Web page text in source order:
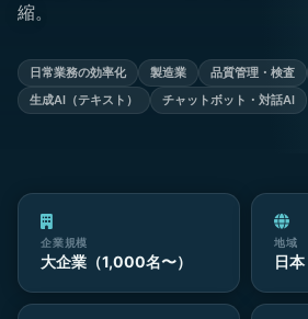
縮。
日常業務の効率化 製造業 品質管理・検査
生成AI（テキスト）
チャットボット・対話AI
企業規模
大企業（1,000名〜）
地域
日本